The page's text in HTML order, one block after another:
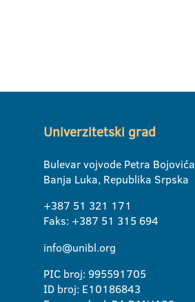
Univerzitetski grad
Bulevar vojvode Petra Bojovića
Banja Luka, Republika Srpska
+387 51 321 171
Faks: +387 51 315 694
info@unibl.org
PIC broj: 995591705
ID broj: E10186843